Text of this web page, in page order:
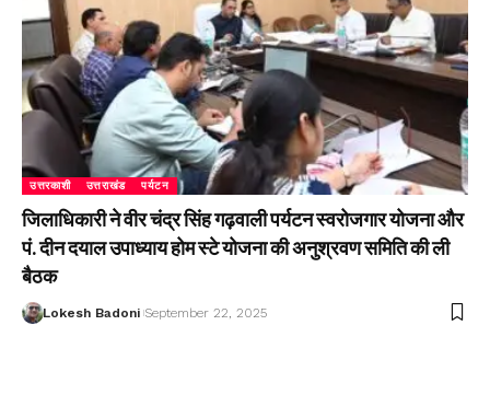
उत्तरकाशी उत्तराखंड पर्यटन
जिलाधिकारी ने वीर चंद्र सिंह गढ़वाली पर्यटन स्वरोजगार योजना और
पं. दीन दयाल उपाध्याय होम स्टे योजना की अनुश्रवण समिति की ली
बैठक
Lokesh Badoni September 22, 2025